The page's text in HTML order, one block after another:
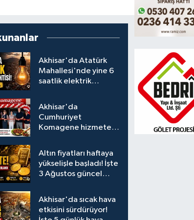
Akhisar'da Atatürk
Mahallesi'nde yine 6
saatlik elektrik
Akhisar'da
Cumhuriyet
Komagene hizmete
Altın fiyatları haftaya
yükselişle başladı! İşte
3 Ağustos güncel
Akhisar'da sıcak hava
etkisini sürdürüyor!